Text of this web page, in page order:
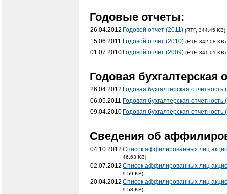
Годовые отчеты:
26.04.2012 Годовой отчет (2011) (RTF, 344.45 KB)
15.06.2011 Годовой отчет (2010) (RTF, 342.08 KB)
01.07.2010 Годовой отчет (2009) (RTF, 341.01 KB)
Годовая бухгалтерская
26.04.2012 Годовая бухгалтерская отчетность
06.05.2011 Годовая бухгалтерская отчетность
09.04.2010 Годовая бухгалтерская отчетность
Cведения об
04.10.2012 Список аффилированных лиц
46.63 KB)
02.07.2012 Список аффилированных лиц
9.59 KB)
20.04.2012 Список аффилированных лиц
9.58 KB)